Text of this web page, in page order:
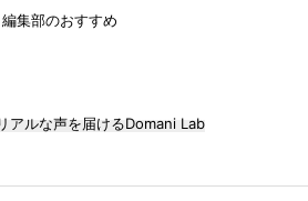
編集部のおすすめ
リアルな声を届けるDomani Lab